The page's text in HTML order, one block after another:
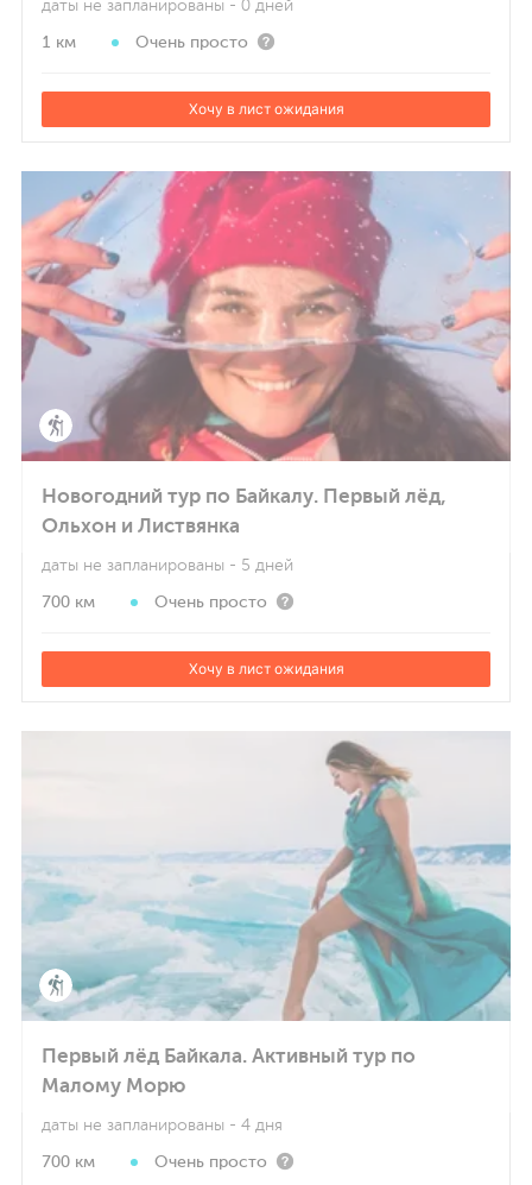
даты не запланированы - 0 дней
1 км Очень просто
Хочу в лист ожидания
Новогодний тур по Байкалу. Первый лёд,
Ольхон и Листвянка
даты не запланированы - 5 дней
700 км Очень просто
Хочу в лист ожидания
Первый лёд Байкала. Активный тур по
Малому Морю
даты не запланированы - 4 дня
700 км Очень просто